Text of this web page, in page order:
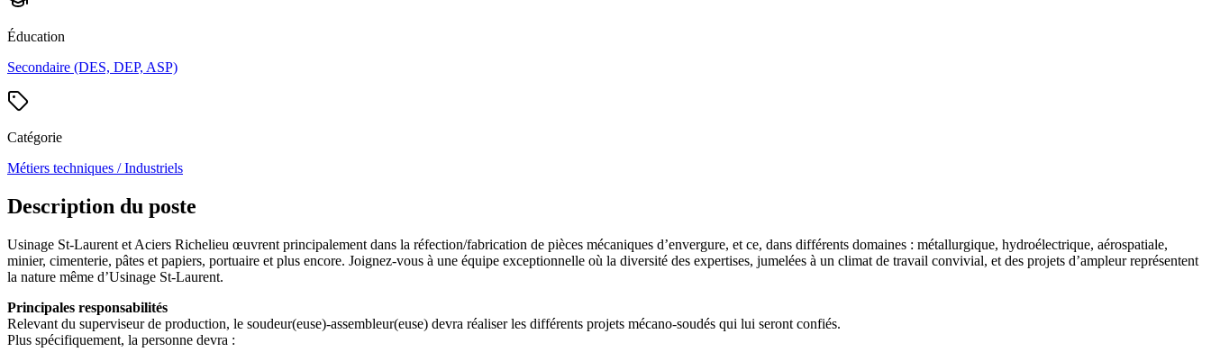
Éducation
Secondaire (DES, DEP, ASP)
Catégorie
Métiers techniques / Industriels
Description du poste
Usinage St-Laurent et Aciers Richelieu œuvrent principalement dans la réfection/fabrication de pièces mécaniques d’envergure, et ce, dans différents domaines : métallurgique, hydroélectrique, aérospatiale,
minier, cimenterie, pâtes et papiers, portuaire et plus encore. Joignez-vous à une équipe exceptionnelle où la diversité des expertises, jumelées à un climat de travail convivial, et des projets d’ampleur représentent
la nature même d’Usinage St-Laurent.
Principales responsabilités
Relevant du superviseur de production, le soudeur(euse)-assembleur(euse) devra réaliser les différents projets mécano-soudés qui lui seront confiés.
Plus spécifiquement, la personne devra :